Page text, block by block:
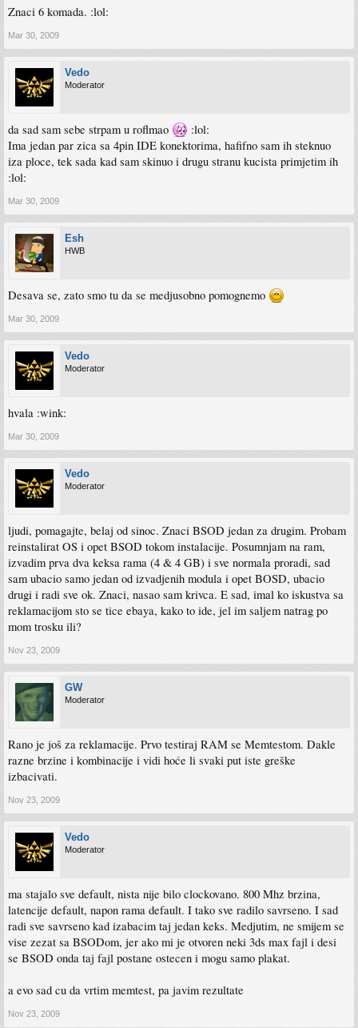
Znaci 6 komada. :lol:
Mar 30, 2009
Vedo
Moderator
da sad sam sebe strpam u roflmao
:lol:
Ima jedan par zica sa 4pin IDE konektorima, hafifno sam ih steknuo
iza ploce, tek sada kad sam skinuo i drugu stranu kucista primjetim ih
:lol:
Mar 30, 2009
Esh
HWB
Desava se, zato smo tu da se medjusobno pomognemo
Mar 30, 2009
Vedo
Moderator
hvala :wink:
Mar 30, 2009
Vedo
Moderator
ljudi, pomagajte, belaj od sinoc. Znaci BSOD jedan za drugim. Probam
reinstalirat OS i opet BSOD tokom instalacije. Posumnjam na ram,
izvadim prva dva keksa rama (4 & 4 GB) i sve normala proradi, sad
sam ubacio samo jedan od izvadjenih modula i opet BOSD, ubacio
drugi i radi sve ok. Znaci, nasao sam krivca. E sad, imal ko iskustva sa
reklamacijom sto se tice ebaya, kako to ide, jel im saljem natrag po
mom trosku ili?
Nov 23, 2009
GW
Moderator
Rano je još za reklamacije. Prvo testiraj RAM se Memtestom. Dakle
razne brzine i kombinacije i vidi hoće li svaki put iste greške
izbacivati.
Nov 23, 2009
Vedo
Moderator
ma stajalo sve default, nista nije bilo clockovano. 800 Mhz brzina,
latencije default, napon rama default. I tako sve radilo savrseno. I sad
radi sve savrseno kad izabacim taj jedan keks. Medjutim, ne smijem se
vise zezat sa BSODom, jer ako mi je otvoren neki 3ds max fajl i desi
se BSOD onda taj fajl postane ostecen i mogu samo plakat.
a evo sad cu da vrtim memtest, pa javim rezultate
Nov 23, 2009